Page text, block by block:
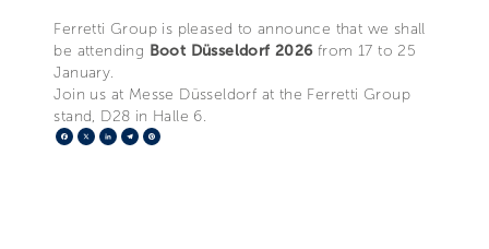
Ferretti Group is pleased to announce that we shall
be attending Boot Düsseldorf 2026 from 17 to 25
January.
Join us at Messe Düsseldorf at the Ferretti Group
stand, D28 in Halle 6.
Facebook
X LinkedIn
Telegram